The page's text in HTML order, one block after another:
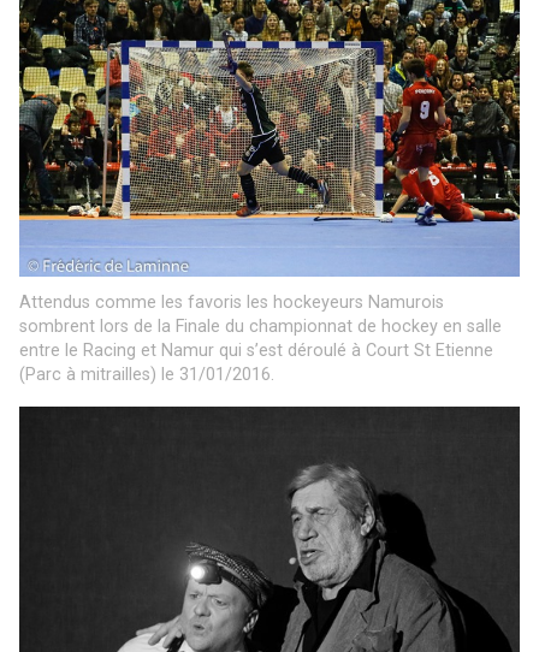
Attendus comme les favoris les hockeyeurs Namurois
sombrent lors de la Finale du championnat de hockey en salle
entre le Racing et Namur qui s’est déroulé à Court St Etienne
(Parc à mitrailles) le 31/01/2016.